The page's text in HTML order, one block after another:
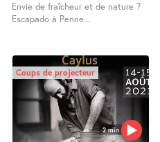
Envie de fraîcheur et de nature ?
Escapado à Penne...
2 min
Coups de projecteur